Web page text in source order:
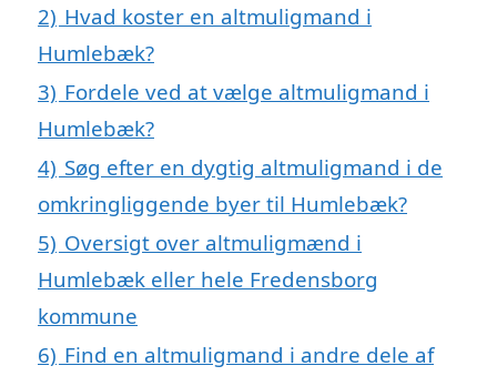
2) Hvad koster en altmuligmand i
Humlebæk?
3) Fordele ved at vælge altmuligmand i
Humlebæk?
4) Søg efter en dygtig altmuligmand i de
omkringliggende byer til Humlebæk?
5) Oversigt over altmuligmænd i
Humlebæk eller hele Fredensborg
kommune
6) Find en altmuligmand i andre dele af